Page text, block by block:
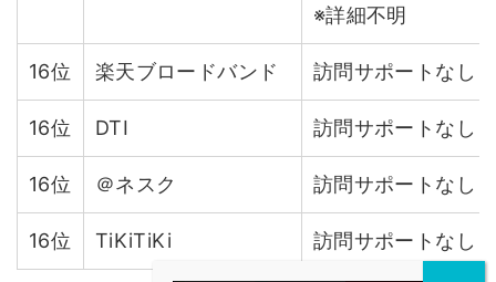
※詳細不明
16位 楽天ブロードバンド 訪問サポートなし
16位 DTI 訪問サポートなし
16位 ＠ネスク 訪問サポートなし
16位 TiKiTiKi 訪問サポートなし